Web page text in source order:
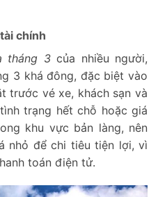
chính
tháng 3của nhiều người,
3 khá đông, đặc biệt vào
trước vé xe, khách sạn và
trạng hết chỗ hoặc giá
khu vực bản làng, nên
nhỏ để chi tiêu tiện lợi, vì
toán điện tử.